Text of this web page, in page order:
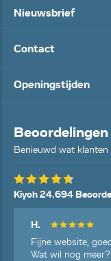
Nieuwsbrief
Contact
Openingstijden
Beoordelingen
Benieuwd wat klanten
Kiyoh 24.694
H.
Fijne website,
Wat wil nog meer?